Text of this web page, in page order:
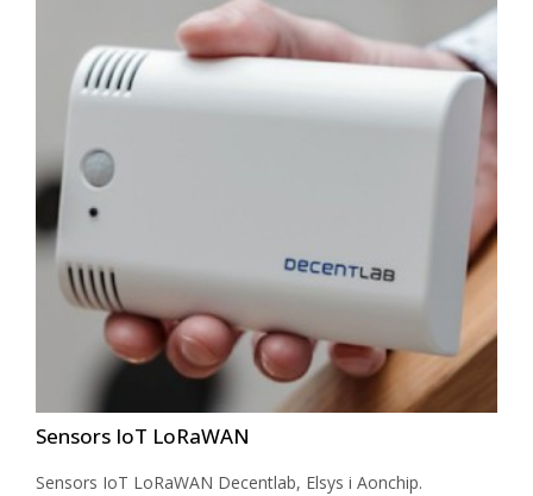
Sensors IoT LoRaWAN
Sensors IoT LoRaWAN Decentlab, Elsys i Aonchip.